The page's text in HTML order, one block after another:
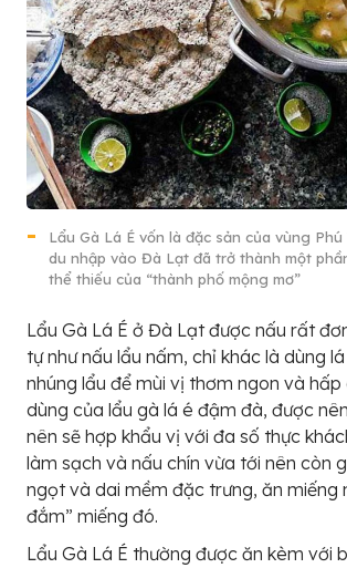
Lẩu Gà Lá É vốn là đặc sản của vùng
du nhập vào Đà Lạt đã trở thành một
thể thiếu của “thành phố mộng mơ”
Lẩu Gà Lá É ở Đà Lạt được nấu rất
tự như nấu lẩu nấm, chỉ khác là dùng
nhúng lẩu để mùi vị thơm ngon và
dùng của lẩu gà lá é đậm đà, được
nên sẽ hợp khẩu vị với đa số thực
làm sạch và nấu chín vừa tới nên còn
ngọt và dai mềm đặc trưng, ăn miếng
đắm” miếng đó.
Lẩu Gà Lá É thường được ăn kèm với